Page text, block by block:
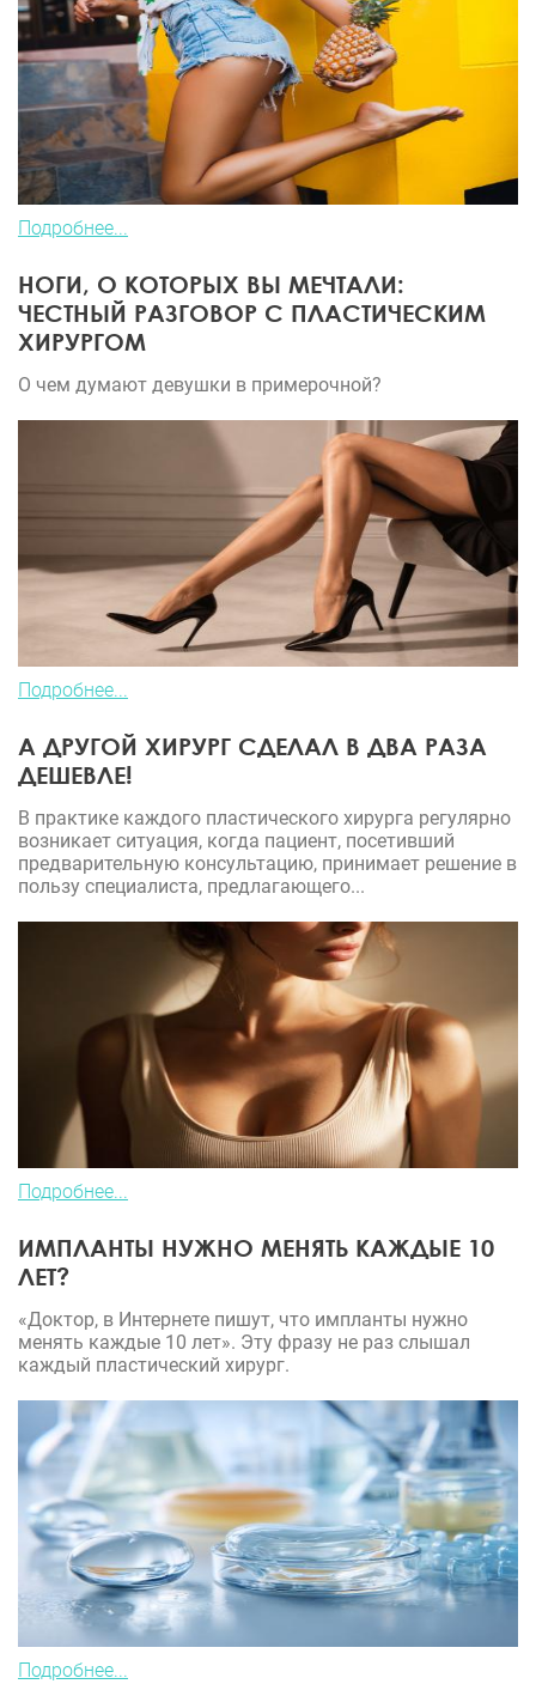
Подробнее...
НОГИ, О КОТОРЫХ ВЫ МЕЧТАЛИ:
ЧЕСТНЫЙ РАЗГОВОР С ПЛАСТИЧЕСКИМ
ХИРУРГОМ
О чем думают девушки в примерочной?
Подробнее...
А ДРУГОЙ ХИРУРГ СДЕЛАЛ В ДВА РАЗА
ДЕШЕВЛЕ!
В практике каждого пластического хирурга регулярно
возникает ситуация, когда пациент, посетивший
предварительную консультацию, принимает решение в
пользу специалиста, предлагающего...
Подробнее...
ИМПЛАНТЫ НУЖНО МЕНЯТЬ КАЖДЫЕ 10
ЛЕТ?
«Доктор, в Интернете пишут, что импланты нужно
менять каждые 10 лет». Эту фразу не раз слышал
каждый пластический хирург.
Подробнее...